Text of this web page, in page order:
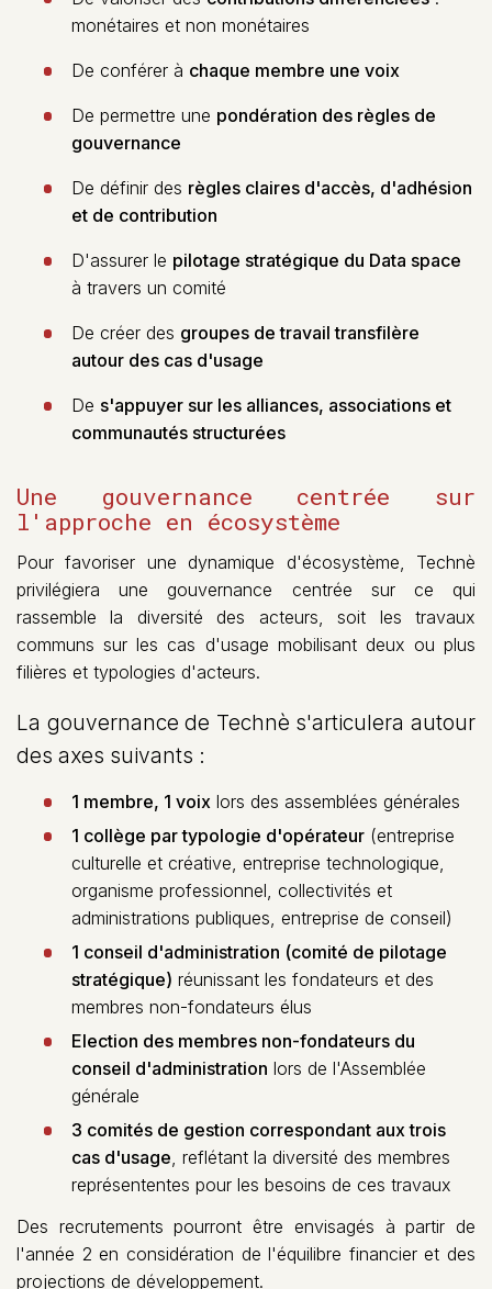
monétaires et non monétaires
De conférer à chaque membre une voix
De permettre une pondération des règles de
gouvernance
De définir des règles claires d'accès, d'adhésion
et de contribution
D'assurer le pilotage stratégique du Data space
à travers un comité
De créer des groupes de travail transfilère
autour des cas d'usage
De s'appuyer sur les alliances, associations et
communautés structurées
Une gouvernance centrée sur
l'approche en écosystème
Pour favoriser une dynamique d'écosystème, Technè
privilégiera une gouvernance centrée sur ce qui
rassemble la diversité des acteurs, soit les travaux
communs sur les cas d'usage mobilisant deux ou plus
filières et typologies d'acteurs.
La gouvernance de Technè s'articulera autour
des axes suivants :
1 membre, 1 voix lors des assemblées générales
1 collège par typologie d'opérateur (entreprise
culturelle et créative, entreprise technologique,
organisme professionnel, collectivités et
administrations publiques, entreprise de conseil)
1 conseil d'administration (comité de pilotage
stratégique) réunissant les fondateurs et des
membres non-fondateurs élus
Election des membres non-fondateurs du
conseil d'administration lors de l'Assemblée
générale
3 comités de gestion correspondant aux trois
cas d'usage, reflétant la diversité des membres
représententes pour les besoins de ces travaux
Des recrutements pourront être envisagés à partir de
l'année 2 en considération de l'équilibre financier et des
projections de développement.